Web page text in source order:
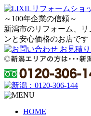
～100年企業の信頼～
新潟市のリフォーム、
ンと安心価格のお店です
HOME